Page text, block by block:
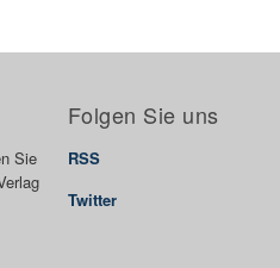
Sie
Folgen Sie uns
RSS
Twitter